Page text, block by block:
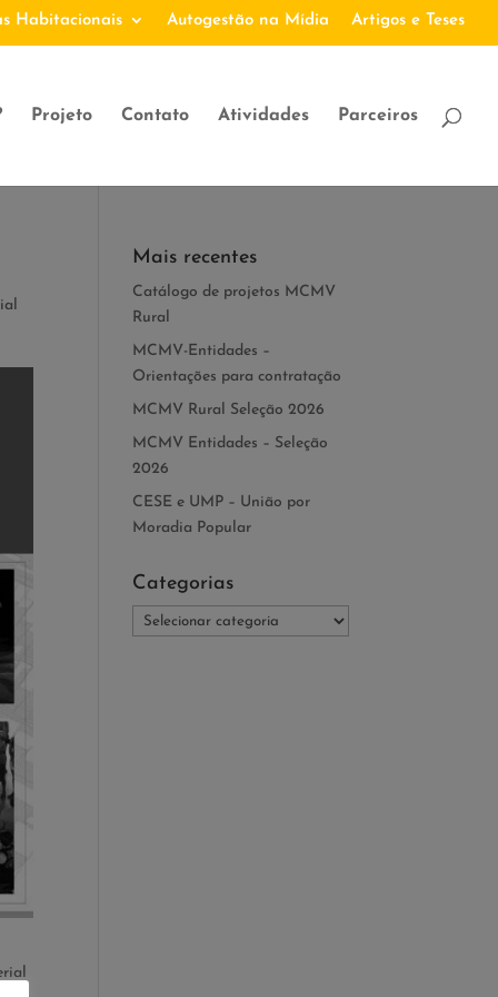
Habitacionais Autogestão na Mídia Artigos e Teses
Projeto Contato Atividades Parceiros
Mais recentes
Catálogo de projetos MCMV
Rural
MCMV-Entidades –
Orientações para contratação
MCMV Rural Seleção 2026
MCMV Entidades – Seleção
2026
CESE e UMP – União por
Moradia Popular
Categorias
Categorias